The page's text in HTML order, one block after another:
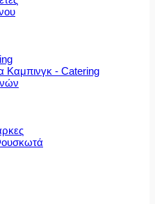
Καμπινγκ - Catering